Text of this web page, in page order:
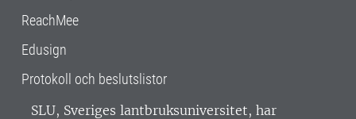
ReachMee
Edusign
Protokoll och beslutslistor
SLU, Sveriges lantbruksuniversitet, har